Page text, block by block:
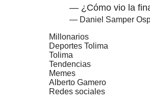
— ¿Cómo vio la
— Daniel Samper
Millonarios
Deportes Tolima
Tolima
Tendencias
Memes
Alberto Gamero
Redes sociales